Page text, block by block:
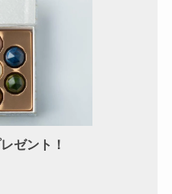
ゼント！